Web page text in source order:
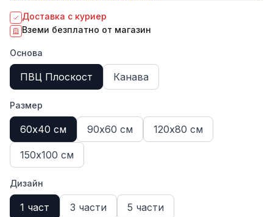
Доставка с куриер
Вземи безплатно от магазин
Основа
ПВЦ Плоскост Канава
Размер
60х40 см 90х60 см 120х80 см
150х100 см
Дизайн
1 част 3 части 5 части